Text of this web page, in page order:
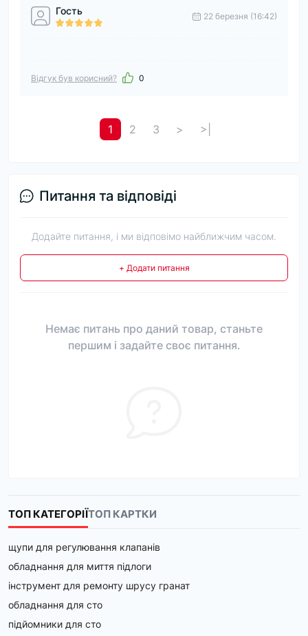
Гость 22 березня (16:42)
Відгук був корисний? 0
1 2 3 > >|
Питання та відповіді
Додайте питання, і ми відповімо найближчим часом.
+ Додати питання
Немає питань про даний товар, станьте
першим і задайте своє питання.
ТОП КАТЕГОРІЇТОП КАРТКИ
щупи для регулювання клапанів
обладнання для миття підлоги
інструмент для ремонту шрусу гранат
обладнання для сто
підйомники для сто